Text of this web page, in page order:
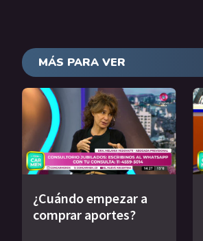
MÁS PARA VER
¿Cuándo empezar a
comprar aportes?